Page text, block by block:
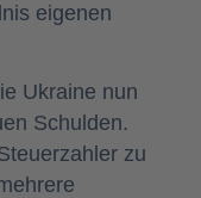
eigenen
Ukraine nun
Schulden.
zu